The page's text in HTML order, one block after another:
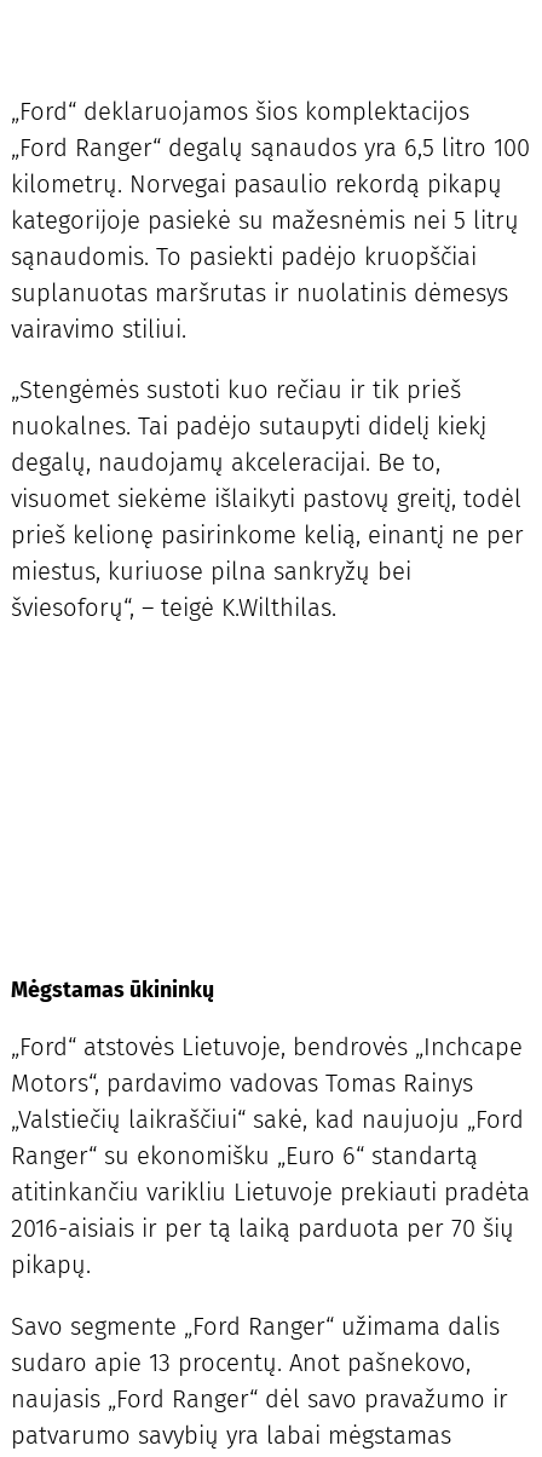
„Ford“ deklaruojamos šios komplektacijos
„Ford Ranger“ degalų sąnaudos yra 6,5 litro 100
kilometrų. Norvegai pasaulio rekordą pikapų
kategorijoje pasiekė su mažesnėmis nei 5 litrų
sąnaudomis. To pasiekti padėjo kruopščiai
suplanuotas maršrutas ir nuolatinis dėmesys
vairavimo stiliui.
„Stengėmės sustoti kuo rečiau ir tik prieš
nuokalnes. Tai padėjo sutaupyti didelį kiekį
degalų, naudojamų akceleracijai. Be to,
visuomet siekėme išlaikyti pastovų greitį, todėl
prieš kelionę pasirinkome kelią, einantį ne per
miestus, kuriuose pilna sankryžų bei
šviesoforų“, – teigė K.Wilthilas.
Mėgstamas ūkininkų
„Ford“ atstovės Lietuvoje, bendrovės „Inchcape
Motors“, pardavimo vadovas Tomas Rainys
„Valstiečių laikraščiui“ sakė, kad naujuoju „Ford
Ranger“ su ekonomišku „Euro 6“ standartą
atitinkančiu varikliu Lietuvoje prekiauti pradėta
2016-aisiais ir per tą laiką parduota per 70 šių
pikapų.
Savo segmente „Ford Ranger“ užimama dalis
sudaro apie 13 procentų. Anot pašnekovo,
naujasis „Ford Ranger“ dėl savo pravažumo ir
patvarumo savybių yra labai mėgstamas